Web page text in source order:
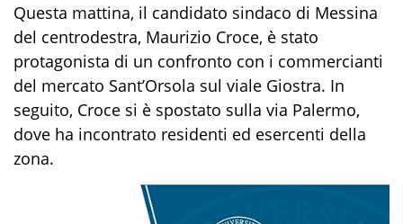
Questa mattina, il candidato sindaco di Messina
del centrodestra, Maurizio Croce, è stato
protagonista di un confronto con i commercianti
del mercato Sant’Orsola sul viale Giostra. In
seguito, Croce si è spostato sulla via Palermo,
dove ha incontrato residenti ed esercenti della
zona.